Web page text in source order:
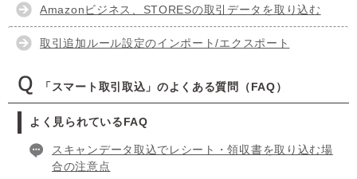
Amazonビジネス、STORESの取引データを取り込む
取引追加ルール設定のインポート/エクスポート
「スマート取引取込」のよくある質問（FAQ）
よく見られているFAQ
スキャンデータ取込でレシート・領収書を取り込む場
合の注意点